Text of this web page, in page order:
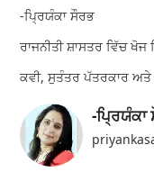
-ਪ੍ਰਿਯੰਕਾ ਸੌਰਭ
ਰਾਜਨੀਤੀ ਸ਼ਾਸਤਰ ਵਿੱਚ ਖੋਜ
ਕਵੀ, ਸੁਤੰਤਰ ਪੱਤਰਕਾਰ ਅਤੇ
-ਪ੍ਰਿਯੰਕਾ